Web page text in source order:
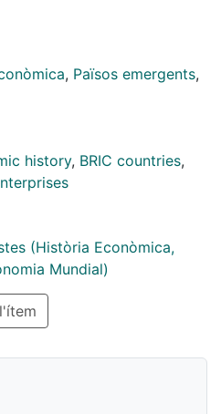
Brazil, Mexico and
in three case
Grupo Carso (Mexico)
The interdisciplinary
the study of one
family business studies:
the so-called
historically determined
global markets, and also
have highly conditioned
and transfer
generations in some of the
China and Mexico.
, Països emergents,
history, BRIC countries,
(Història Econòmica,
Mundial)